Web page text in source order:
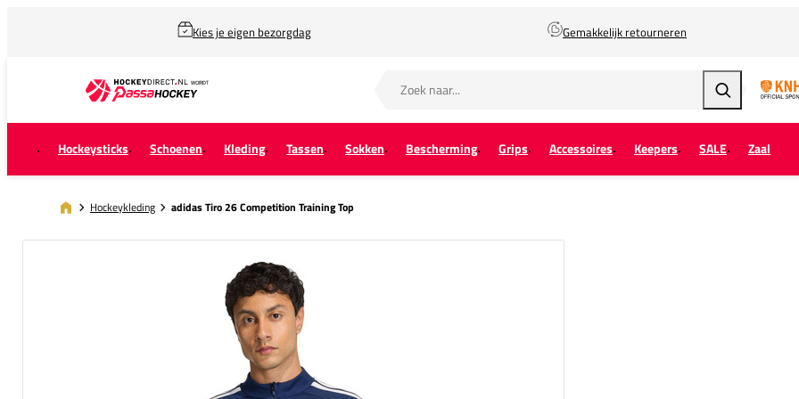
Kies je eigen bezorgdag Gemakkelijk retourneren
Zoeken
Hockeysticks Schoenen Kleding Tassen Sokken Bescherming Grips Accessoires Keepers SALE Zaal
Hockeykleding adidas Tiro 26 Competition Training Top